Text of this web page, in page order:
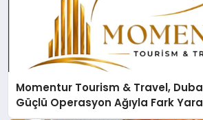
Momentur Tourism & Travel,
Güçlü Operasyon Ağıyla Fark